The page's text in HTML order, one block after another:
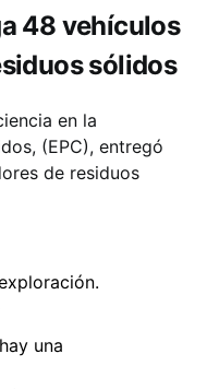
48 vehículos
sólidos
en la
(EPC), entregó
de residuos